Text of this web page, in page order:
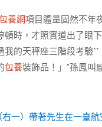
養網項目體量固然不年
時，才照實道出了眼
的天秤座三階段考驗
包養裝飾品！」”孫鳳叫
一）帶著先生在一臺